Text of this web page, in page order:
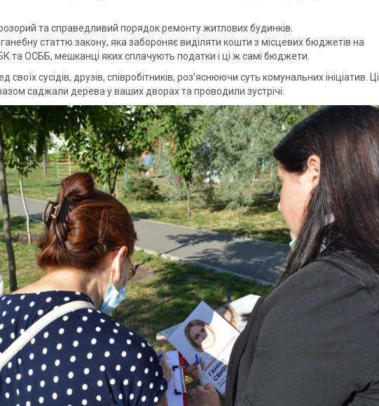
та справедливий порядок ремонту житлових будинків.
статтю закону, яка забороняє виділяти кошти з місцевих бюджетів на
та ОСББ, мешканці яких сплачують податки і ці ж самі бюджети.
своїх сусідів, друзів, співробітників, роз’яснюючи суть комунальних ініціатив. Ці
саджали дерева у ваших дворах та проводили зустрічі.